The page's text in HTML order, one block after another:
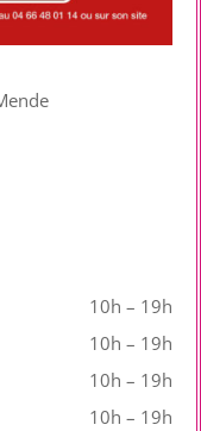
10h – 19h
10h – 19h
10h – 19h
10h – 19h